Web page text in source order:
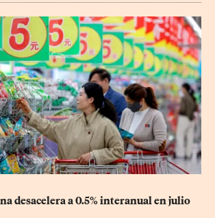
desacelera a 0.5% interanual en julio